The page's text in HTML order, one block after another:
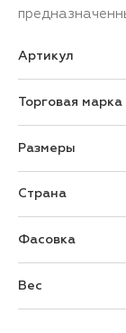
Артикул
Торговая марка
Размеры
Страна
Фасовка
Вес